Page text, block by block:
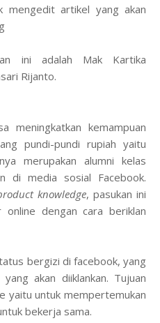
mengedit artikel yang akan
ini adalah Mak Kartika
Rijanto.
meningkatkan kemampuan
pundi-pundi rupiah yaitu
merupakan alumni kelas
di media sosial Facebook.
knowledge, pasukan ini
dengan cara beriklan
bergizi di facebook, yang
akan diiklankan. Tujuan
yaitu untuk mempertemukan
bekerja sama.